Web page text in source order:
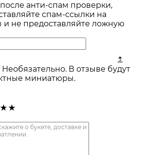
анти-спам проверки,
спам-ссылки на
и не предоставляйте ложную
Необязательно. В отзыве будут
миниатюры.
★ ★